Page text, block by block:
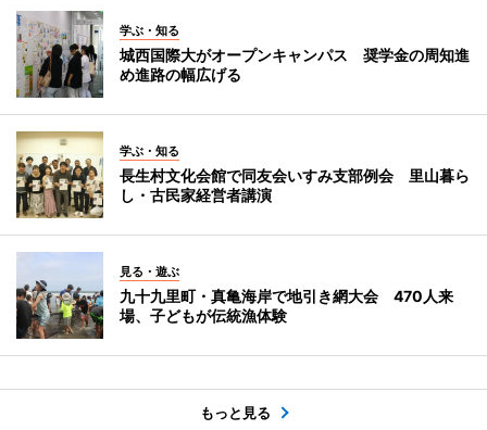
学ぶ・知る
城西国際大がオープンキャンパス 奨学金の周知進
め進路の幅広げる
学ぶ・知る
長生村文化会館で同友会いすみ支部例会 里山暮ら
し・古民家経営者講演
見る・遊ぶ
九十九里町・真亀海岸で地引き網大会 470人来
場、子どもが伝統漁体験
もっと見る